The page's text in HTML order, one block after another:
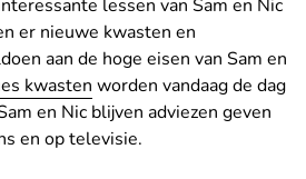
lessen van Sam en Nic
er nieuwe kwasten en
aan de hoge eisen van Sam en
kwasten worden vandaag de dag
en Nic blijven adviezen geven
en op televisie.